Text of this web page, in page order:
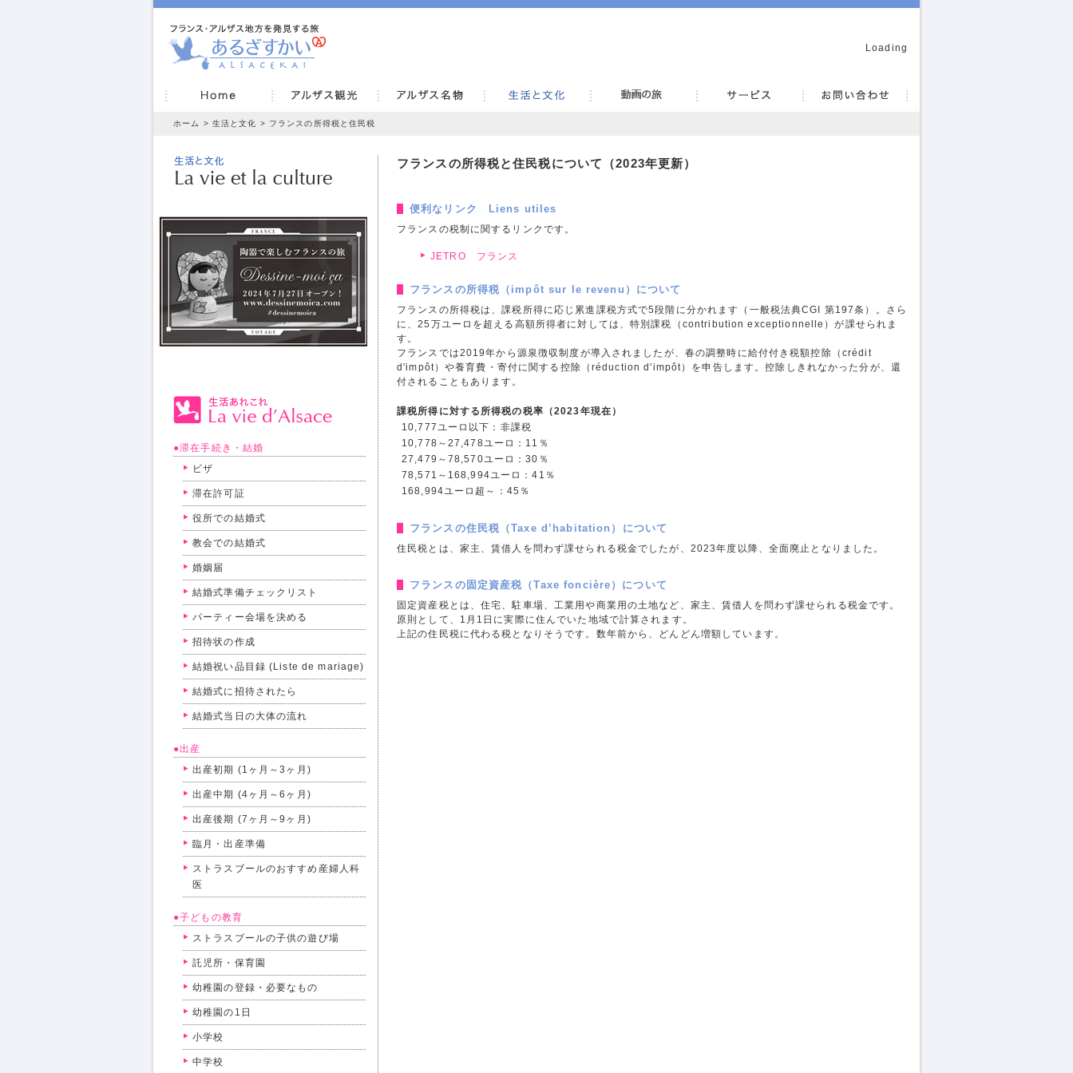
Loading
ホーム > 生活と文化 > フランスの所得税と住民税
●滞在手続き・結婚
ビザ
滞在許可証
役所での結婚式
教会での結婚式
婚姻届
結婚式準備チェックリスト
パーティー会場を決める
招待状の作成
結婚祝い品目録 (Liste de mariage)
結婚式に招待されたら
結婚式当日の大体の流れ
●出産
出産初期 (1ヶ月～3ヶ月)
出産中期 (4ヶ月～6ヶ月)
出産後期 (7ヶ月～9ヶ月)
臨月・出産準備
ストラスブールのおすすめ産婦人科
医
●子どもの教育
ストラスブールの子供の遊び場
託児所・保育園
幼稚園の登録・必要なもの
幼稚園の1日
小学校
中学校
フランスの所得税と住民税について（2023年更新）
便利なリンク Liens utiles
フランスの税制に関するリンクです。
JETRO フランス
フランスの所得税（impôt sur le revenu）について
フランスの所得税は、課税所得に応じ累進課税方式で5段階に分かれます（一般税法典CGI 第197条）。さら
に、25万ユーロを超える高額所得者に対しては、特別課税（contribution exceptionnelle）が課せられま
す。
フランスでは2019年から源泉徴収制度が導入されましたが、春の調整時に給付付き税額控除（crédit
d'impôt）や養育費・寄付に関する控除（réduction d'impôt）を申告します。控除しきれなかった分が、還
付されることもあります。
課税所得に対する所得税の税率（2023年現在）
10,777ユーロ以下：非課税
10,778～27,478ユーロ：11％
27,479～78,570ユーロ：30％
78,571～168,994ユーロ：41％
168,994ユーロ超～：45％
フランスの住民税（Taxe d’habitation）について
住民税とは、家主、賃借人を問わず課せられる税金でしたが、2023年度以降、全面廃止となりました。
フランスの固定資産税（Taxe foncière）について
固定資産税とは、住宅、駐車場、工業用や商業用の土地など、家主、賃借人を問わず課せられる税金です。
原則として、1月1日に実際に住んでいた地域で計算されます。
上記の住民税に代わる税となりそうです。数年前から、どんどん増額しています。